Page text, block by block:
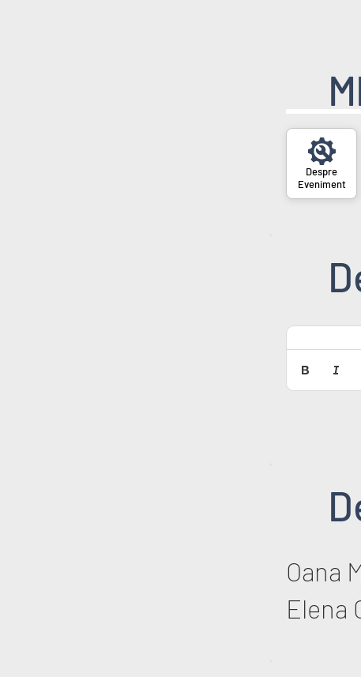
Eveniment
Oana
Elena